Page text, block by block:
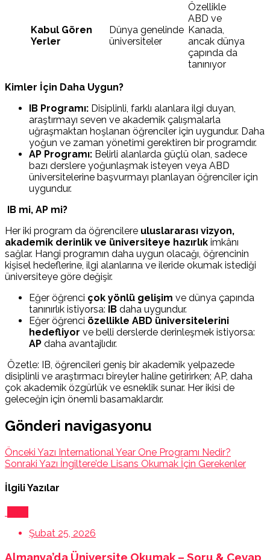
Kabul Gören
Yerler
Dünya genelinde
üniversiteler
Özellikle
ABD ve
Kanada,
ancak dünya
çapında da
tanınıyor
Kimler İçin Daha Uygun?
IB Programı: Disiplinli, farklı alanlara ilgi duyan,
araştırmayı seven ve akademik çalışmalarla
uğraşmaktan hoşlanan öğrenciler için uygundur. Daha
yoğun ve zaman yönetimi gerektiren bir programdır.
AP Programı: Belirli alanlarda güçlü olan, sadece
bazı derslere yoğunlaşmak isteyen veya ABD
üniversitelerine başvurmayı planlayan öğrenciler için
uygundur.
IB mi, AP mi?
Her iki program da öğrencilere uluslararası vizyon,
akademik derinlik ve üniversiteye hazırlık imkânı
sağlar. Hangi programın daha uygun olacağı, öğrencinin
kişisel hedeflerine, ilgi alanlarına ve ileride okumak istediği
üniversiteye göre değişir.
Eğer öğrenci çok yönlü gelişim ve dünya çapında
tanınırlık istiyorsa: IB daha uygundur.
Eğer öğrenci özellikle ABD üniversitelerini
hedefliyor ve belli derslerde derinleşmek istiyorsa:
AP daha avantajlıdır.
Özetle: IB, öğrencileri geniş bir akademik yelpazede
disiplinli ve araştırmacı bireyler haline getirirken; AP, daha
çok akademik özgürlük ve esneklik sunar. Her ikisi de
geleceğin için önemli basamaklardır.
Gönderi navigasyonu
Önceki Yazı International Year One Programı Nedir?
Sonraki Yazı İngiltere’de Lisans Okumak İçin Gerekenler
İlgili Yazılar
Şubat 25, 2026
Almanya’da Üniversite Okumak – Soru & Cevap